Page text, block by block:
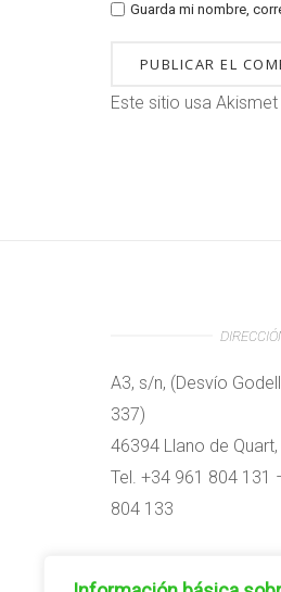
Guarda mi nombre,
Este sitio usa
A3, s/n, (Desvío
337)
46394 Llano de
Tel. +34 961 804 131
804 133